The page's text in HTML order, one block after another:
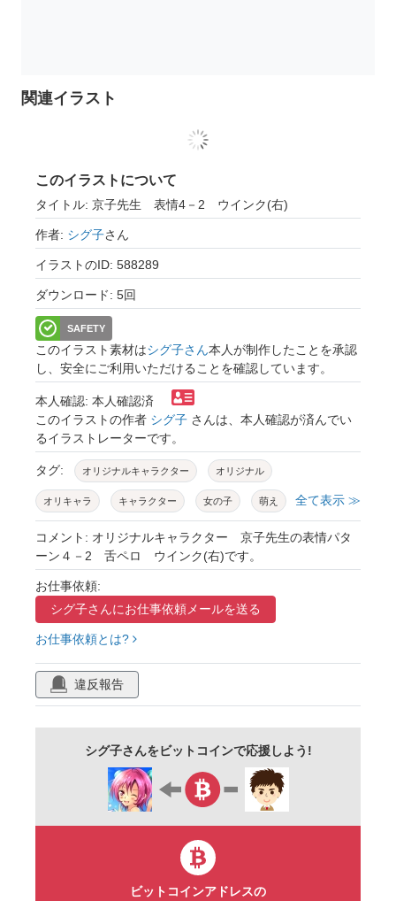
関連イラスト
このイラストについて
タイトル: 京子先生 表情4－2 ウインク(右)
作者: シグ子さん
イラストのID: 588289
ダウンロード: 5回
SAFETY
このイラスト素材はシグ子さん本人が制作したことを承認
し、安全にご利用いただけることを確認しています。
本人確認: 本人確認済
このイラストの作者 シグ子 さんは、本人確認が済んでい
るイラストレーターです。
タグ: オリジナルキャラクター オリジナル
オリキャラ キャラクター 女の子 萌え
萌え系 表情 ウインク
全て表示 ≫
コメント: オリジナルキャラクター 京子先生の表情パタ
ーン４－2 舌ペロ ウインク(右)です。
お仕事依頼:
シグ子さんにお仕事依頼メールを送る
お仕事依頼とは?
違反報告
シグ子さんをビットコインで応援しよう!
ビットコインアドレスの